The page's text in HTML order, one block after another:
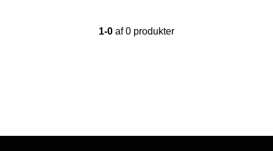
1-0 af 0 produkter